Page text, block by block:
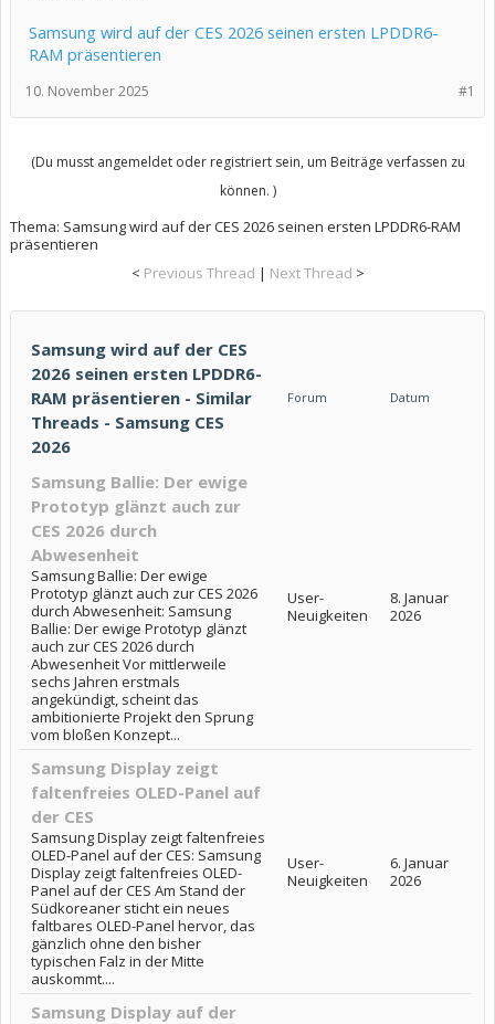
Samsung wird auf der CES 2026 seinen ersten LPDDR6-
RAM präsentieren
#1
10. November 2025
(Du musst angemeldet oder registriert sein, um Beiträge verfassen zu
können. )
Thema: Samsung wird auf der CES 2026 seinen ersten LPDDR6-RAM
präsentieren
< Previous Thread | Next Thread >
Samsung wird auf der CES
2026 seinen ersten LPDDR6-
RAM präsentieren - Similar
Threads - Samsung CES
2026
Forum Datum
Samsung Ballie: Der ewige
Prototyp glänzt auch zur
CES 2026 durch
Abwesenheit
Samsung Ballie: Der ewige
Prototyp glänzt auch zur CES 2026
durch Abwesenheit: Samsung
Ballie: Der ewige Prototyp glänzt
auch zur CES 2026 durch
Abwesenheit Vor mittlerweile
sechs Jahren erstmals
angekündigt, scheint das
ambitionierte Projekt den Sprung
vom bloßen Konzept...
User-
Neuigkeiten
8. Januar
2026
Samsung Display zeigt
faltenfreies OLED-Panel auf
der CES
Samsung Display zeigt faltenfreies
OLED-Panel auf der CES: Samsung
Display zeigt faltenfreies OLED-
Panel auf der CES Am Stand der
Südkoreaner sticht ein neues
faltbares OLED-Panel hervor, das
gänzlich ohne den bisher
typischen Falz in der Mitte
auskommt....
User-
Neuigkeiten
6. Januar
2026
Samsung Display auf der